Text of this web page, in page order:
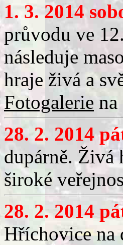
1. 3. 2014
průvodu ve
následuje
hraje živá a
Fotogalerie na
28. 2. 2014
dupárně. Živá
široké
28. 2. 2014
Hříchovice na